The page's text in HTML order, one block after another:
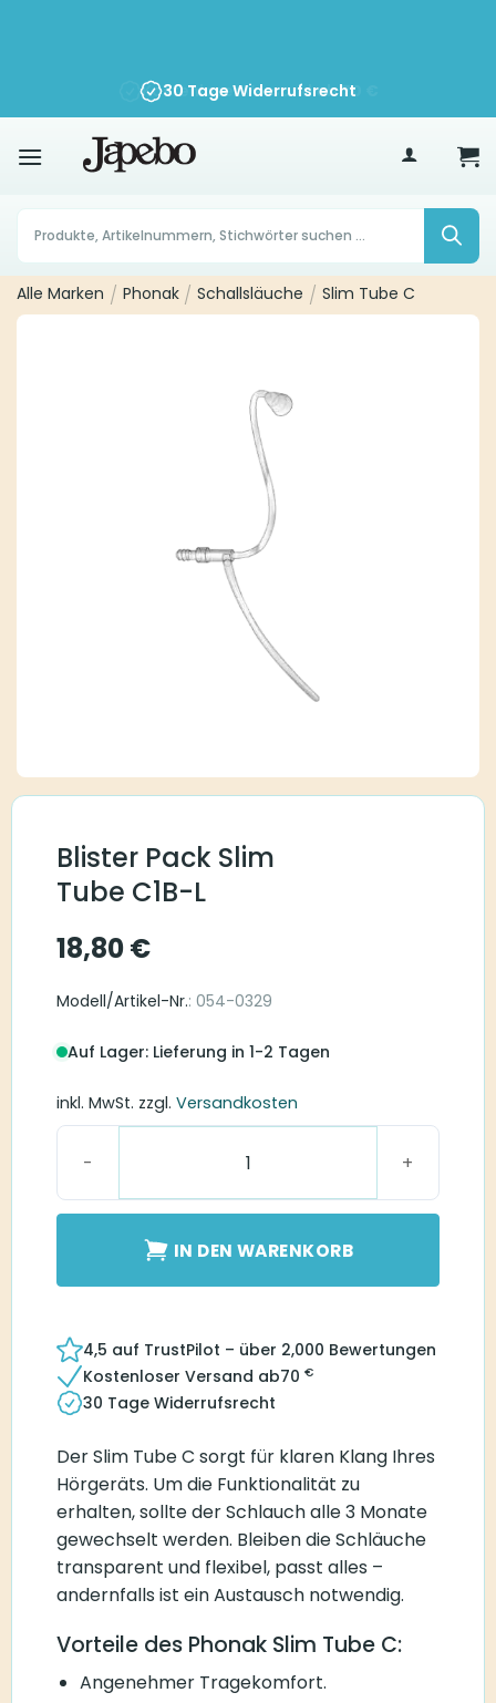
70
30 Tage Widerrufsrecht
Products
search
Alle Marken / Phonak / Schallsläuche / Slim Tube C
Blister Pack Slim
Tube C1B-L
18,80€
Modell/Artikel-Nr.: 054-0329
Auf Lager: Lieferung in 1-2 Tagen
inkl. MwSt. zzgl. Versandkosten
IN DEN WARENKORB
4,5 auf TrustPilot – über 2,000 Bewertungen
Kostenloser Versand ab70 €
30 Tage Widerrufsrecht
Der Slim Tube C sorgt für klaren Klang Ihres
Hörgeräts. Um die Funktionalität zu
erhalten, sollte der Schlauch alle 3 Monate
gewechselt werden. Bleiben die Schläuche
transparent und flexibel, passt alles –
andernfalls ist ein Austausch notwendig.
Vorteile des Phonak Slim Tube C:
Angenehmer Tragekomfort.